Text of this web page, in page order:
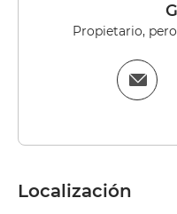
Propietario,
Localización